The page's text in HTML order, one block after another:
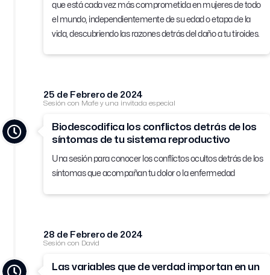
que está cada vez más comprometida en mujeres de todo
el mundo, independientemente de su edad o etapa de la
vida, descubriendo las razones detrás del daño a tu tiroides.
25 de Febrero de 2024
Sesión con Mafe y una invitada especial
Biodescodifica los conflictos detrás de los
síntomas de tu sistema reproductivo
Una sesión para conocer los conflictos ocultos detrás de los
síntomas que acompañan tu dolor o la enfermedad
28 de Febrero de 2024
Sesión con David
Las variables que de verdad importan en un